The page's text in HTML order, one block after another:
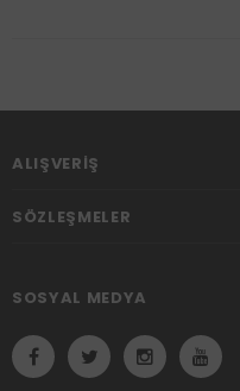
ALIŞVERIŞ
SÖZLEŞMELER
SOSYAL MEDYA